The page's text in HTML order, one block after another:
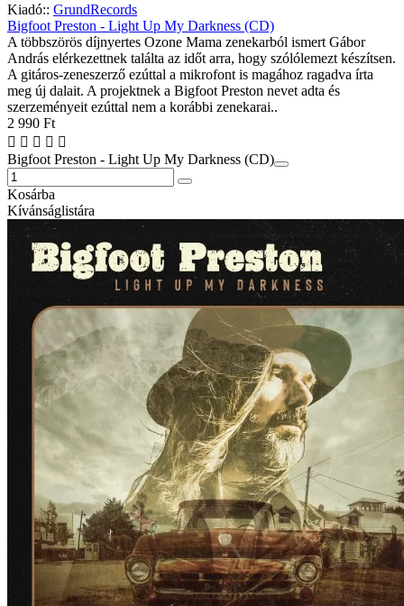
Kiadó:: GrundRecords
Bigfoot Preston - Light Up My Darkness (CD)
A többszörös díjnyertes Ozone Mama zenekarból ismert Gábor
András elérkezettnek találta az időt arra, hogy szólólemezt készítsen.
A gitáros-zeneszerző ezúttal a mikrofont is magához ragadva írta
meg új dalait. A projektnek a Bigfoot Preston nevet adta és
szerzeményeit ezúttal nem a korábbi zenekarai..
2 990 Ft
Bigfoot Preston - Light Up My Darkness (CD)
Kosárba
Kívánságlistára